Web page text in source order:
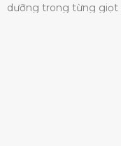
dưỡng trong từng giọt